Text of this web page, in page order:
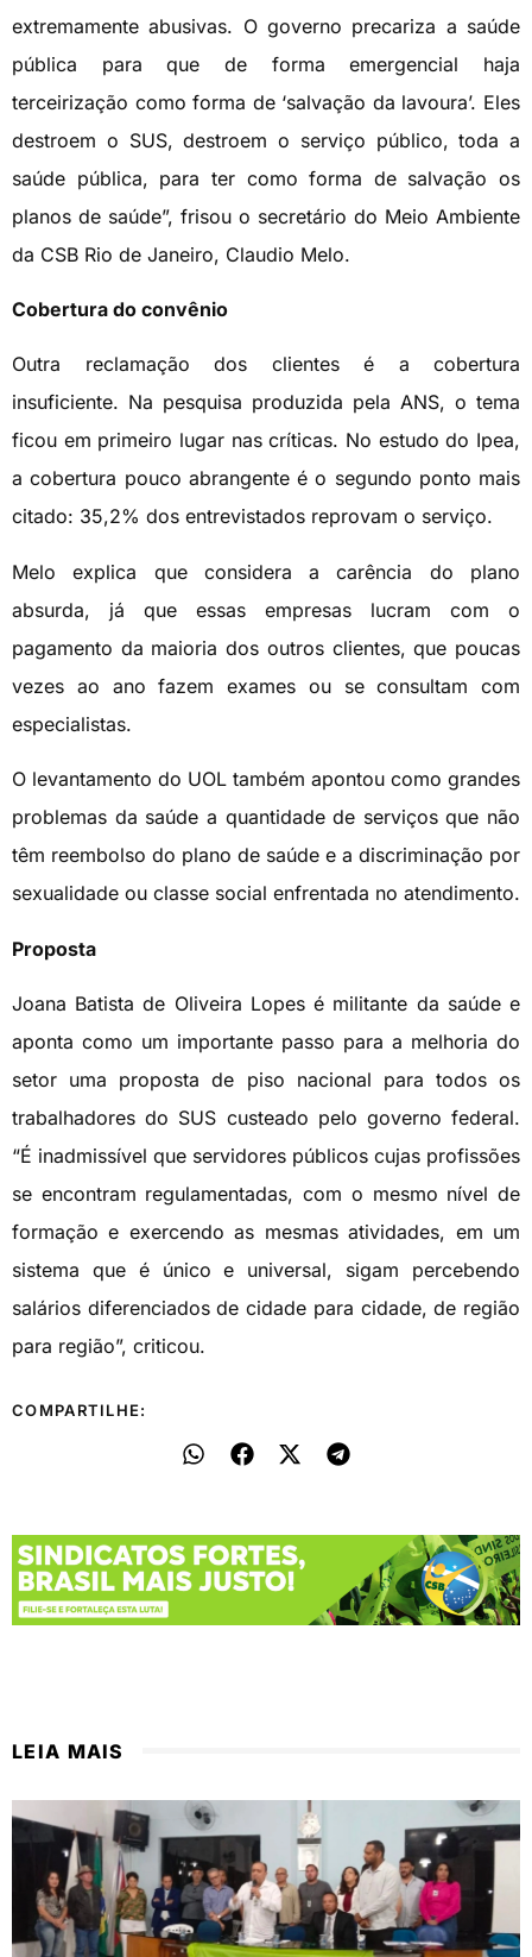
extremamente abusivas. O governo precariza a saúde
pública para que de forma emergencial haja
terceirização como forma de ‘salvação da lavoura’. Eles
destroem o SUS, destroem o serviço público, toda a
saúde pública, para ter como forma de salvação os
planos de saúde”, frisou o secretário do Meio Ambiente
da CSB Rio de Janeiro, Claudio Melo.
Cobertura do convênio
Outra reclamação dos clientes é a cobertura
insuficiente. Na pesquisa produzida pela ANS, o tema
ficou em primeiro lugar nas críticas. No estudo do Ipea,
a cobertura pouco abrangente é o segundo ponto mais
citado: 35,2% dos entrevistados reprovam o serviço.
Melo explica que considera a carência do plano
absurda, já que essas empresas lucram com o
pagamento da maioria dos outros clientes, que poucas
vezes ao ano fazem exames ou se consultam com
especialistas.
O levantamento do UOL também apontou como grandes
problemas da saúde a quantidade de serviços que não
têm reembolso do plano de saúde e a discriminação por
sexualidade ou classe social enfrentada no atendimento.
Proposta
Joana Batista de Oliveira Lopes é militante da saúde e
aponta como um importante passo para a melhoria do
setor uma proposta de piso nacional para todos os
trabalhadores do SUS custeado pelo governo federal.
“É inadmissível que servidores públicos cujas profissões
se encontram regulamentadas, com o mesmo nível de
formação e exercendo as mesmas atividades, em um
sistema que é único e universal, sigam percebendo
salários diferenciados de cidade para cidade, de região
para região”, criticou.
COMPARTILHE:
LEIA MAIS